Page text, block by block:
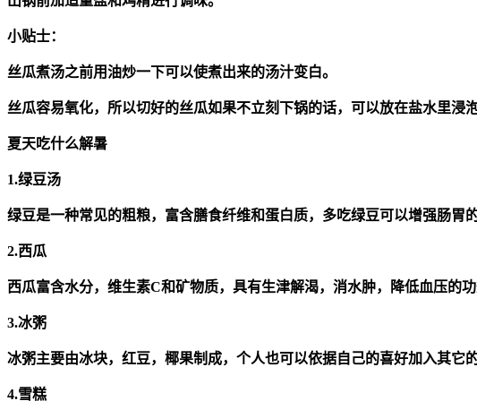
小贴士：
丝瓜煮汤之前用油炒一下可以使煮出来的汤汁变白。
丝瓜容易氧化，所以切好的丝瓜如果不立刻下锅的话，可以放在盐水里浸
夏天吃什么解暑
1.绿豆汤
绿豆是一种常见的粗粮，富含膳食纤维和蛋白质，多吃绿豆可以增强肠胃
2.西瓜
西瓜富含水分，维生素C和矿物质，具有生津解渴，消水肿，降低血压的
3.冰粥
冰粥主要由冰块，红豆，椰果制成，个人也可以依据自己的喜好加入其它
4.雪糕